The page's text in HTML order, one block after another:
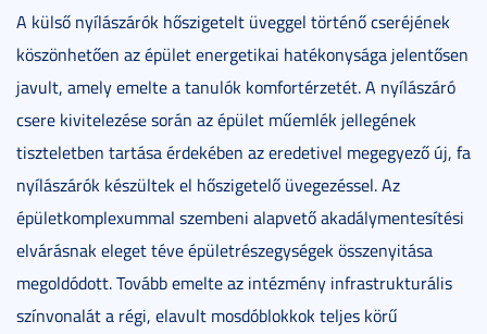
A külső nyílászárók hőszigetelt üveggel történő cseréjének
köszönhetően az épület energetikai hatékonysága jelentősen
javult, amely emelte a tanulók komfortérzetét. A nyílászáró
csere kivitelezése során az épület műemlék jellegének
tiszteletben tartása érdekében az eredetivel megegyező új, fa
nyílászárók készültek el hőszigetelő üvegezéssel. Az
épületkomplexummal szembeni alapvető akadálymentesítési
elvárásnak eleget téve épületrészegységek összenyitása
megoldódott. Tovább emelte az intézmény infrastrukturális
színvonalát a régi, elavult mosdóblokkok teljes körű